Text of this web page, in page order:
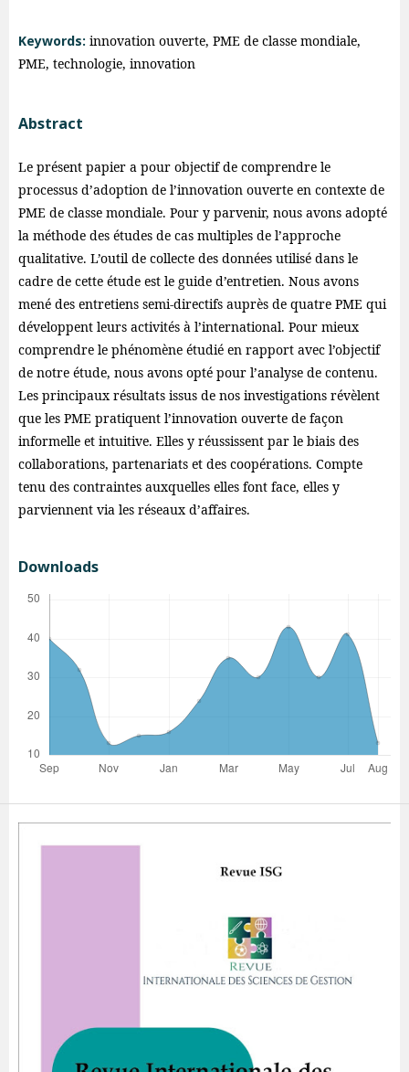
Keywords: innovation ouverte, PME de classe mondiale,
PME, technologie, innovation
Abstract
Le présent papier a pour objectif de comprendre le
processus d’adoption de l’innovation ouverte en contexte de
PME de classe mondiale. Pour y parvenir, nous avons adopté
la méthode des études de cas multiples de l’approche
qualitative. L’outil de collecte des données utilisé dans le
cadre de cette étude est le guide d’entretien. Nous avons
mené des entretiens semi-directifs auprès de quatre PME qui
développent leurs activités à l’international. Pour mieux
comprendre le phénomène étudié en rapport avec l’objectif
de notre étude, nous avons opté pour l’analyse de contenu.
Les principaux résultats issus de nos investigations révèlent
que les PME pratiquent l’innovation ouverte de façon
informelle et intuitive. Elles y réussissent par le biais des
collaborations, partenariats et des coopérations. Compte
tenu des contraintes auxquelles elles font face, elles y
parviennent via les réseaux d’affaires.
Downloads